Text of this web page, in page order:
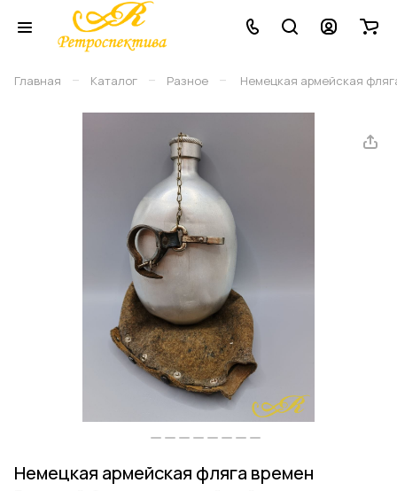
Главная – Каталог – Разное – Немецкая армейская
Немецкая армейская фляга времен